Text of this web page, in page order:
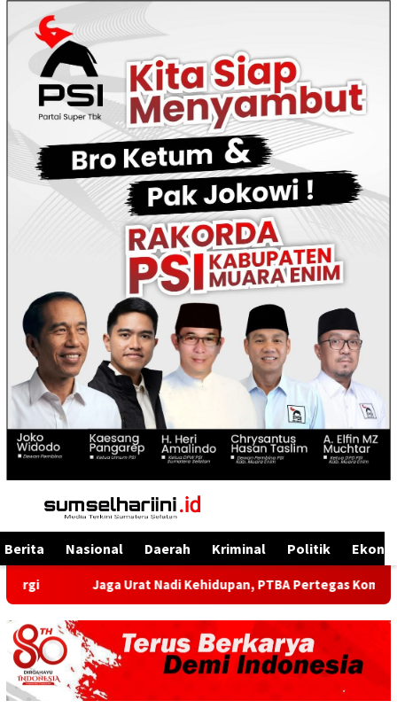
Menu
Mobile
Berita Nasional Daerah Kriminal Politik
Jaga Urat Nadi Kehidupan, PTBA Pertegas Komitmen